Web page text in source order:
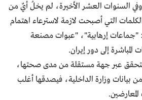
وفي السنوات العشر الأخيرة، لم يخلُ أيٌ من
التي أصبحت لازمة لاسترعاء اهتمام
"جماعات إرهابية"، "عبوات مصنعة
المباشرة إلى دور إيران.
عبر جهة مستقلة من مدى صحتها،
بيانات وزارة الداخلية، فيصدقها أغلب